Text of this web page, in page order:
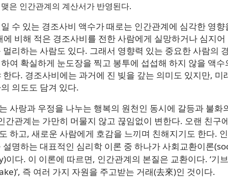
은 인간관계의 계산서가 반영된다.
수 있는 경조사비 액수가 때로는 인간관계에 심각한 영
에 비해 적은 경조사비를 전한 사람에게 실망하거나 심지
멀리하는 사람도 있다. 그래서 영향력 있는 중요한 사람의
여 확실하게 눈도장을 찍고 봉투에 섭섭해 하지 않을 액
한다. 경조사비에는 과거에 진 빚을 갚는 의미도 있지만, 미
의도도 담겨 있다.
사랑과 우정을 나누는 행복의 원천인 동시에 갈등과 불화
간관계는 가만히 머물지 않고 끊임없이 변한다. 오랜 친구
하고, 새로운 사람에게 호감을 느끼며 친해지기도 한다.
설명하는 대표적인 심리학 이론 중 하나가 사회교환이론
이다. 이 이론에 따르면, 인간관계의 본질은 교환이다. ‘기
즉 여러 가지 자원을 주고받는 거래(去來)인 것이다.